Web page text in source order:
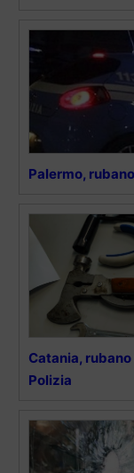
Palermo,
Catania,
Polizia